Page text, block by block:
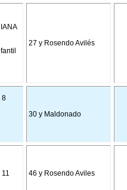
27 y Rosendo Avilés
8
30 y Maldonado
46 y Rosendo Aviles